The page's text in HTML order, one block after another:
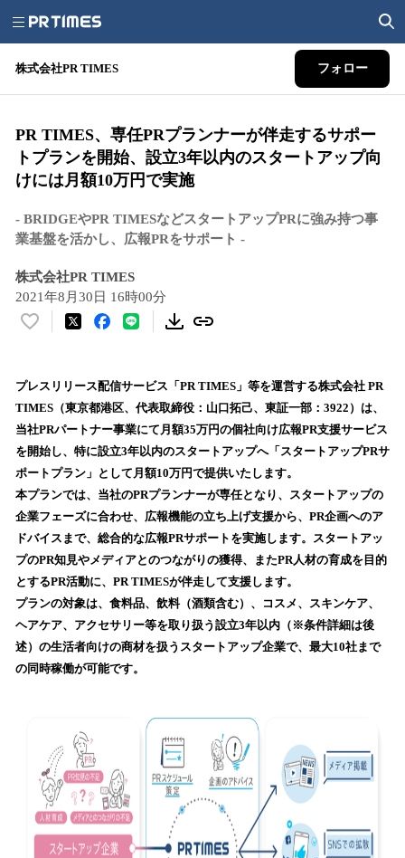
株式会社PR TIMES フォロー
PR TIMES、専任PRプランナーが伴走するサポー
トプランを開始、設立3年以内のスタートアップ向
けには月額10万円で実施
- BRIDGEやPR TIMESなどスタートアップPRに強み持つ事
業基盤を活かし、広報PRをサポート -
株式会社PR TIMES
2021年8月30日 16時00分
い
！
数
を
読
込
み
中
で
す
プレスリリース配信サービス「PR TIMES」等を運営する株式会社 PR
TIMES（東京都港区、代表取締役：山口拓己、東証一部：3922）は、
当社PRパートナー事業にて月額35万円の個社向け広報PR支援サービス
を開始し、特に設立3年以内のスタートアップへ「スタートアップPRサ
ポートプラン」として月額10万円で提供いたします。
本プランでは、当社のPRプランナーが専任となり、スタートアップの
企業フェーズに合わせ、広報機能の立ち上げ支援から、PR企画へのア
ドバイスまで、総合的な広報PRサポートを実施します。スタートアッ
プのPR知見やメディアとのつながりの獲得、またPR人材の育成を目的
とするPR活動に、PR TIMESが伴走して支援します。
プランの対象は、食料品、飲料（酒類含む）、コスメ、スキンケア、
ヘアケア、アクセサリー等を取り扱う設立3年以内（※条件詳細は後
述）の生活者向けの商材を扱うスタートアップ企業で、最大10社まで
の同時稼働が可能です。